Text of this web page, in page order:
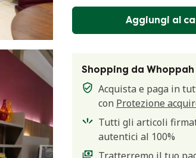
Aggiungi al
Shopping da Whoppah
Acquista e paga in
con Protezione
Tutti gli articoli
autentici al 100%